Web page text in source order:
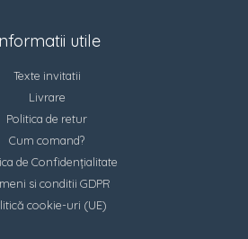
utile
Texte invitatii
Livrare
Politica de retur
Cum comand?
de Confidențialitate
si conditii GDPR
cookie-uri (UE)